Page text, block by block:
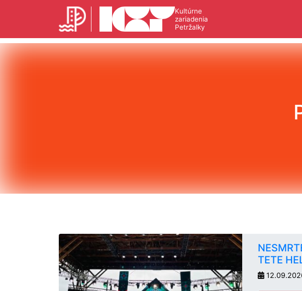
Kultúrne
zariadenia
Petržalky
TETE